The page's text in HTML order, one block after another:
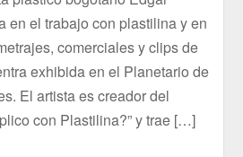
en el trabajo con plastilina y en
comerciales y clips de
exhibida en el Planetario de
El artista es creador del
con Plastilina?” y trae […]